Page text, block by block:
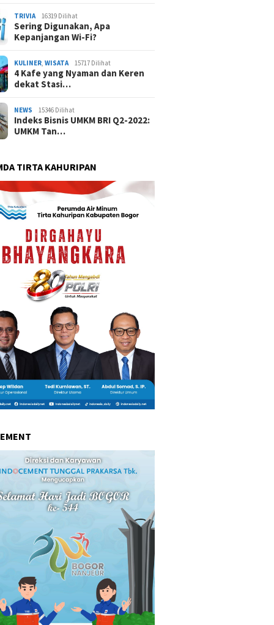
TRIVIA 16319 Dilihat
Sering Digunakan, Apa
Kepanjangan Wi-Fi?
KULINER ,WISATA 15717 Dilihat
4 Kafe yang Nyaman dan Keren
dekat Stasi…
NEWS 15346 Dilihat
Indeks Bisnis UMKM BRI Q2-2022:
UMKM Tan…
TIRTA KAHURIPAN